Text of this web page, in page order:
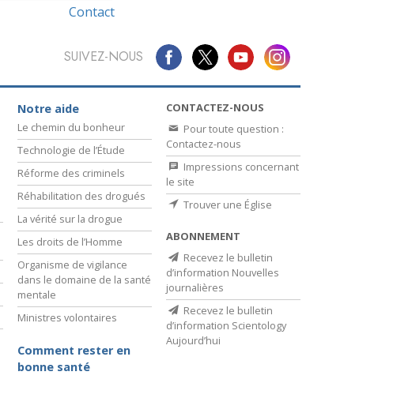
Contact
SUIVEZ-NOUS
Notre aide
Le chemin du bonheur
Technologie de l’Étude
Réforme des criminels
Réhabilitation des drogués
La vérité sur la drogue
Les droits de l’Homme
Organisme de vigilance
dans le domaine de la santé
mentale
Ministres volontaires
Comment rester en
bonne santé
CONTACTEZ-NOUS
Pour toute question :
Contactez-nous
Impressions concernant
le site
Trouver une Église
ABONNEMENT
Recevez le bulletin
d’information Nouvelles
journalières
Recevez le bulletin
d’information Scientology
Aujourd’hui